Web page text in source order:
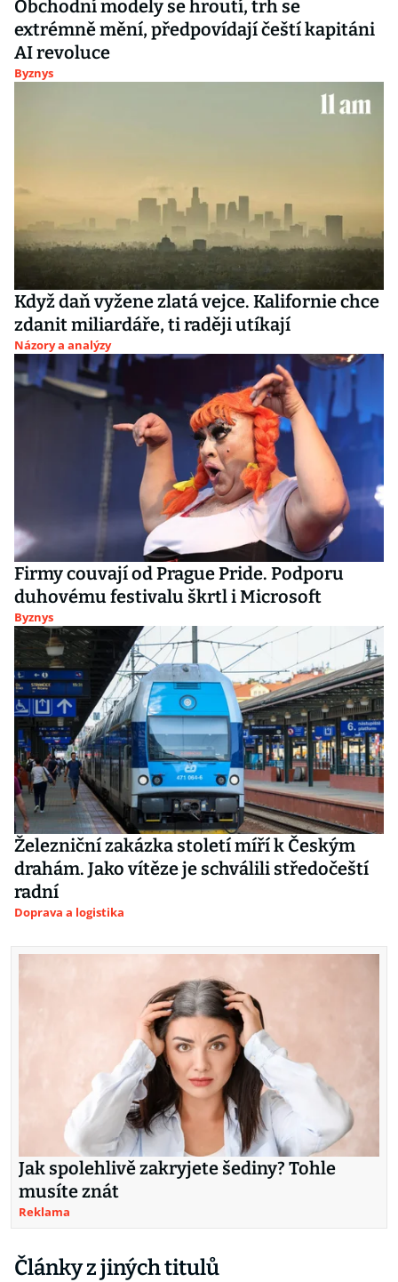
Obchodní modely se hroutí, trh se
extrémně mění, předpovídají čeští kapitáni
AI revoluce
Byznys
Když daň vyžene zlatá vejce. Kalifornie chce
zdanit miliardáře, ti raději utíkají
Názory a analýzy
Firmy couvají od Prague Pride. Podporu
duhovému festivalu škrtl i Microsoft
Byznys
Železniční zakázka století míří k Českým
drahám. Jako vítěze je schválili středočeští
radní
Doprava a logistika
Jak spolehlivě zakryjete šediny? Tohle
musíte znát
Reklama
Články z jiných titulů